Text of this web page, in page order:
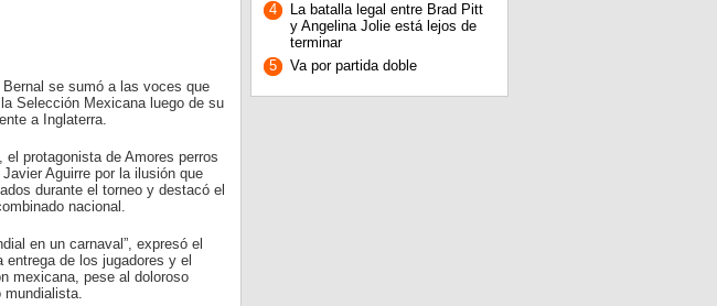
se sumó a las voces que
Selección Mexicana luego de su
a Inglaterra.
protagonista de Amores perros
Aguirre por la ilusión que
durante el torneo y destacó el
nacional.
en un carnaval”, expresó el
de los jugadores y el
mexicana, pese al doloroso
mundialista.
4
La batalla legal entre Brad Pitt
y Angelina Jolie está lejos de
terminar
5
Va por partida doble